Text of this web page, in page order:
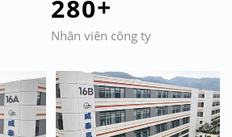
280+
Nhân viên công ty